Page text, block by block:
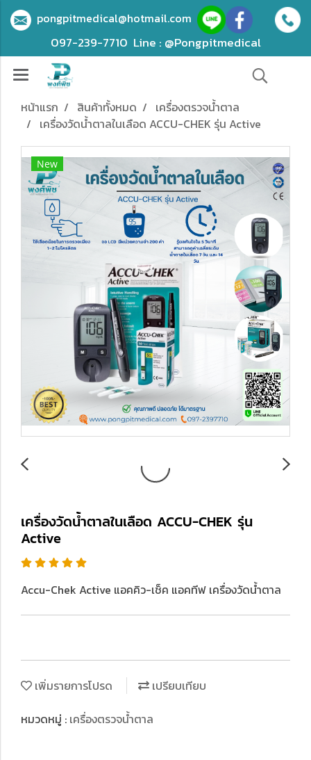
pongpitmedical@hotmail.com
097-239-7710 Line : @Pongpitmedical
หน้าแรก สินค้าทั้งหมด
เครื่องตรวจน้ำตาล
เครื่องวัดน้ำตาลในเลือด ACCU-CHEK รุ่น Active
New
เครื่องวัดน้ำตาลในเลือด ACCU-CHEK รุ่น
Active
Accu-Chek Active แอคคิว-เช็ค แอคทีฟ เครื่องวัดน้ำตาล
เพิ่มรายการโปรด
เปรียบเทียบ
หมวดหมู่ : เครื่องตรวจน้ำตาล